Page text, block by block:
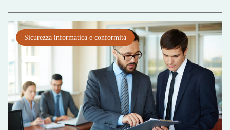
Sicurezza informatica e conformità